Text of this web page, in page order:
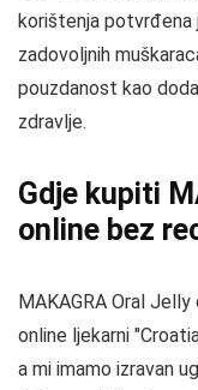
korištenja potvrđena
zadovoljnih
pouzdanost kao
zdravlje.
Gdje kupiti
online bez
MAKAGRA Oral
online ljekarni
a mi imamo izravan